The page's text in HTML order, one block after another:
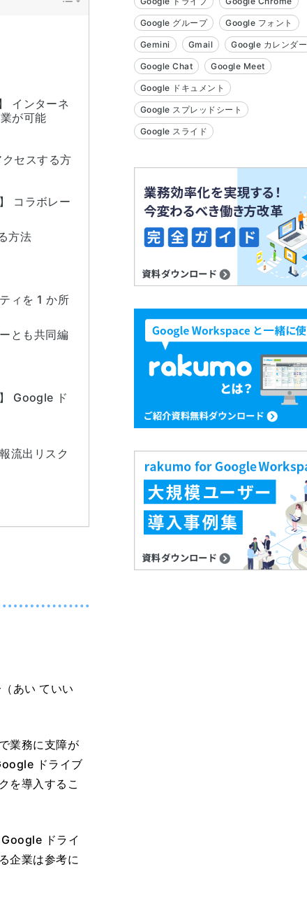
インターネ
が可能
セスする方
コラボレー
方法
ィを 1 か所
とも共同編
Google ド
流出リスク
あい ていい
業務に支障が
ドライブ
を導入するこ
ドライ
企業は参考に
Google グループ Google フォント
Gemini Gmail Google カレンダー
Google Chat Google Meet
Google ドキュメント
Google スプレッドシート
Google スライド